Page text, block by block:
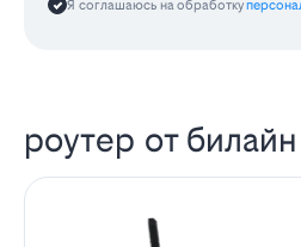
Я соглашаюсь на обработку
роутер от билайн